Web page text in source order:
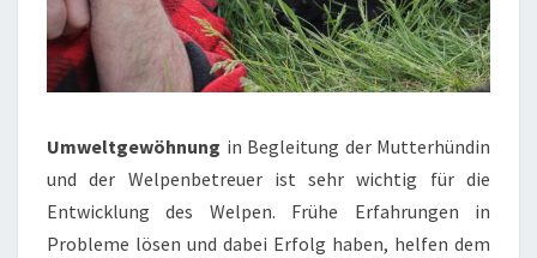
Umweltgewöhnung in Begleitung der Mutterhündin
und der Welpenbetreuer ist sehr wichtig für die
Entwicklung des Welpen. Frühe Erfahrungen in
Probleme lösen und dabei Erfolg haben, helfen dem